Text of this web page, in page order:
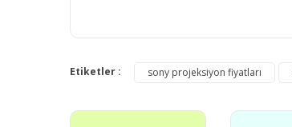
Etiketler : sony projeksiyon fiyatları